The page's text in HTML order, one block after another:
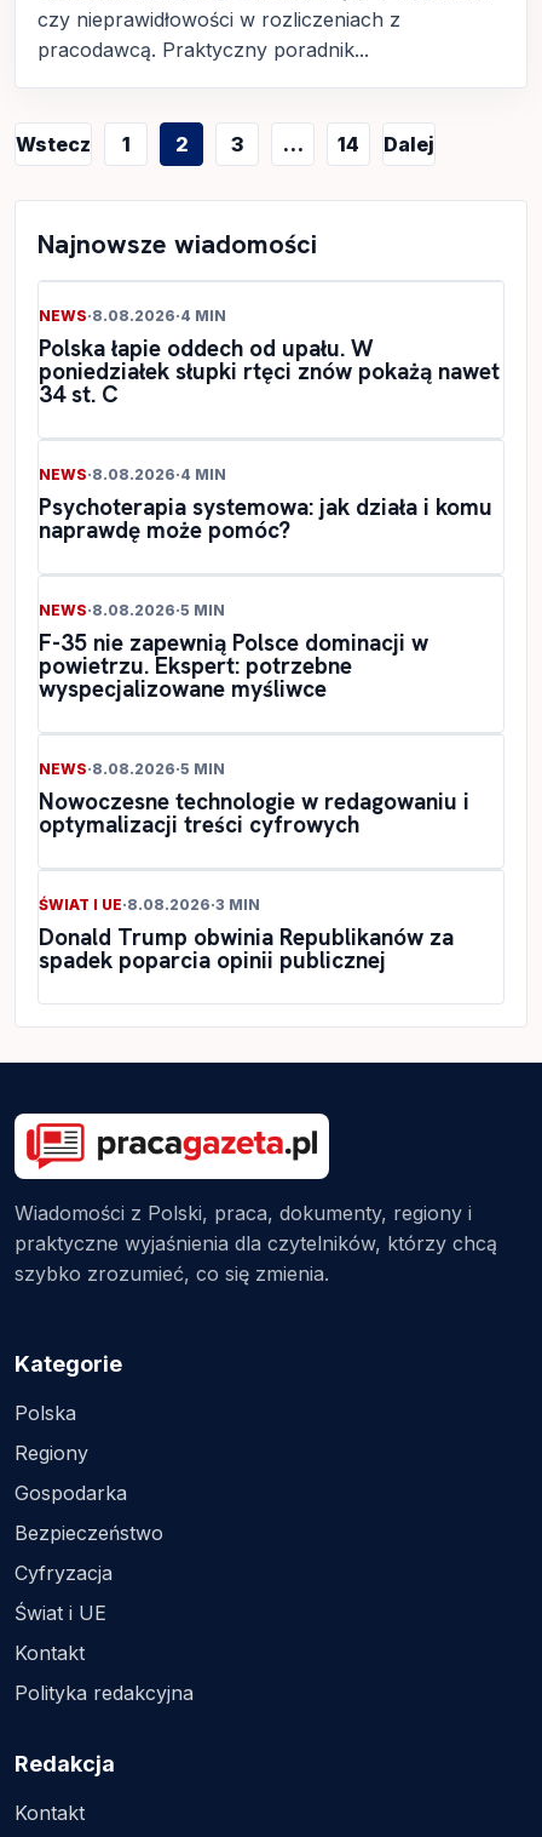
czy nieprawidłowości w rozliczeniach z
pracodawcą. Praktyczny poradnik...
Stronicowanie
Wstecz 1 2 3 … 14 Dalej
Najnowsze wiadomości
NEWS·8.08.2026·4 MIN
Polska łapie oddech od upału. W
poniedziałek słupki rtęci znów pokażą nawet
34 st. C
NEWS·8.08.2026·4 MIN
Psychoterapia systemowa: jak działa i komu
naprawdę może pomóc?
NEWS·8.08.2026·5 MIN
F-35 nie zapewnią Polsce dominacji w
powietrzu. Ekspert: potrzebne
wyspecjalizowane myśliwce
NEWS·8.08.2026·5 MIN
Nowoczesne technologie w redagowaniu i
optymalizacji treści cyfrowych
ŚWIAT I UE·8.08.2026·3 MIN
Donald Trump obwinia Republikanów za
spadek poparcia opinii publicznej
Wiadomości z Polski, praca, dokumenty, regiony i
praktyczne wyjaśnienia dla czytelników, którzy chcą
szybko zrozumieć, co się zmienia.
Kategorie
Polska
Regiony
Gospodarka
Bezpieczeństwo
Cyfryzacja
Świat i UE
Kontakt
Polityka redakcyjna
Redakcja
Kontakt